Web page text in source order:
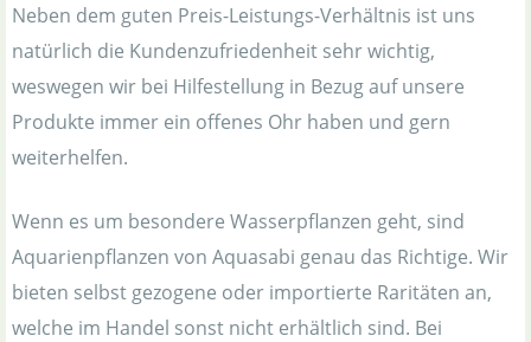
Neben dem guten Preis-Leistungs-Verhältnis ist uns
natürlich die Kundenzufriedenheit sehr wichtig,
weswegen wir bei Hilfestellung in Bezug auf unsere
Produkte immer ein offenes Ohr haben und gern
weiterhelfen.
Wenn es um besondere Wasserpflanzen geht, sind
Aquarienpflanzen von Aquasabi genau das Richtige. Wir
bieten selbst gezogene oder importierte Raritäten an,
welche im Handel sonst nicht erhältlich sind. Bei